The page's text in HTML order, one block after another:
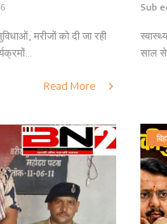
मरीजों को दी जा रही
Read More
Sub
साल से